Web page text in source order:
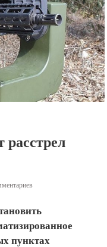
расстрел
пунктах